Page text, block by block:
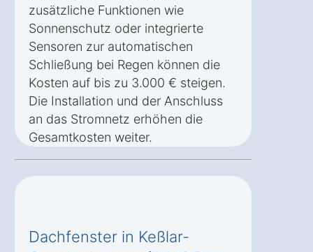
zusätzliche Funktionen wie
Sonnenschutz oder integrierte
Sensoren zur automatischen
Schließung bei Regen können die
Kosten auf bis zu 3.000 € steigen.
Die Installation und der Anschluss
an das Stromnetz erhöhen die
Gesamtkosten weiter.
Dachfenster in Keßlar-